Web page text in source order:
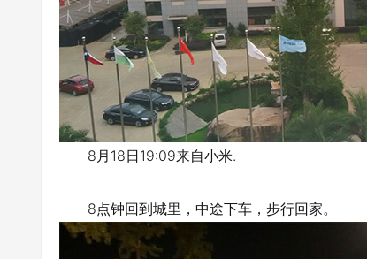
8月18日19:09来自小米.
8点钟回到城里，中途下车，步行回家。